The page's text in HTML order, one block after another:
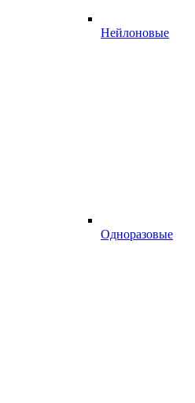
Нейлоновые
Одноразовые